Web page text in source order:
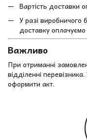
Вартість доставки
У разі виробничого
доставку
Важливо
При отриманні
відділенні
оформити акт.